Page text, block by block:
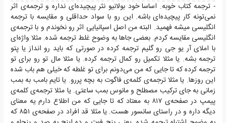
- ترجمه کتاب خوبه. اساسا خود بولانیو نثر پیچیده‌ای نداره و ترجمه‌ی اثر
نمی‌تونه کار پیچیده‌ای باشه. این رو با سواد حداقلی و مقایسه با ترجمه
انگلیسی میشه فهمید. البته من اصل اسپانیایی اثر رو نخوندم و با ترجمه‌ی
انگلیسی مقایسه کردم. بعضی جاها به وضوح غلط ترجمه شده. مثلا واژه‌ای
با املای آر یو جی رو گلیم ترجمه کرده در صورتی که باید رو انداز یا پتو
ترجمه بشه. یا مثلا تکمیل رو کمال ترجمه کرده. یا مثلا مال تو رو برای تو
ترجمه کرده که تا جایی که من می‌دونم برای تو غلطه که خیلی هم باب شده
این روز‌ها. یا مثلا ترجمه‌ی کلمه‌ی فاگوت به بچه پررو. یا تایم بامب به بمب
زمانی به جای ترکیب مصطلح و مانوس بمب ساعتی. یا مثلا ترجمه‌ی کلمه‌ی
پیمپ در صفحه‌ی ۸۱۷ به معتاد که تا جایی که من اطلاع دارم یه معنای
دیگه داره و در راستای سانسور هست. یا مثلا قد افراد در صفحه‌ی ۸۵۱ که